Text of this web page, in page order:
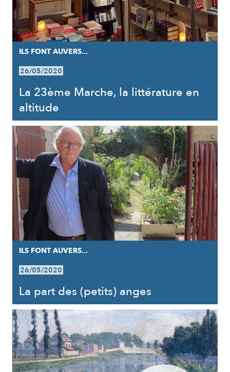
ILS FONT AUVERS...
26/05/2020
La 23ème Marche, la littérature en
altitude
ILS FONT AUVERS...
26/05/2020
La part des (petits) anges